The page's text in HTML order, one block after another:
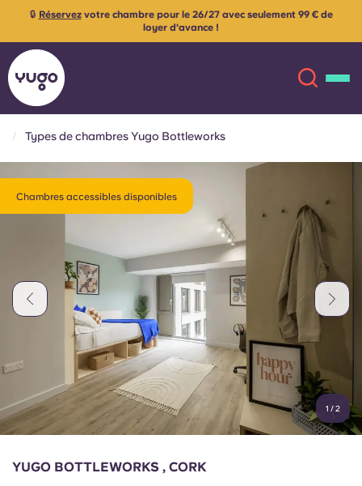
Lieux
Compte Langue
English (GB)
Sélectionnez un pays
Réservez maintenant
English (US)
Chinese Español
Català Deutsch
Italian French
Portuguese
🔒 Réservez votre chambre pour le 26/27 avec seulement 99 € de
loyer d'avance !
Types de chambres Yugo Bottleworks
Chambres accessibles disponibles
1 /2
YUGO BOTTLEWORKS , CORK